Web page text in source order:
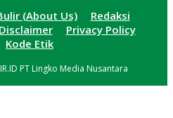
(About Us)
Redaksi
Disclaimer
Privacy Policy
Kode Etik
PT Lingko Media Nusantara